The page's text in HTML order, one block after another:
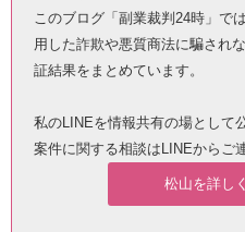
このブログ「副業裁判24時」で
用した詐欺や悪質商法に騙され
証結果をまとめています。
私のLINEを情報共有の場として
案件に関する相談はLINEからご
松山を詳し